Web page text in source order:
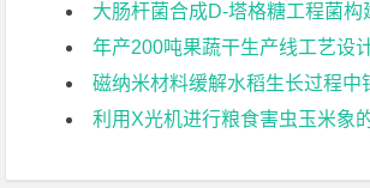
大肠杆菌合成D-塔格糖工程菌构建与发酵
年产200吨果蔬干生产线工艺设
磁纳米材料缓解水稻生长过程中铅中
利用X光机进行粮食害虫玉米象